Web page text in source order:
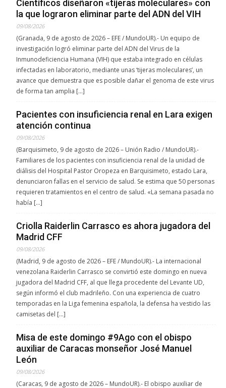
Científicos diseñaron «tijeras moleculares» con
la que lograron eliminar parte del ADN del VIH
09/08/2026
(Granada, 9 de agosto de 2026 – EFE / MundoUR).- Un equipo de
investigación logró eliminar parte del ADN del Virus de la
Inmunodeficiencia Humana (VIH) que estaba integrado en células
infectadas en laboratorio, mediante unas ‘tijeras moleculares’, un
avance que demuestra que es posible dañar el genoma de este virus
de forma tan amplia […]
Pacientes con insuficiencia renal en Lara exigen
atención continua
09/08/2026
(Barquisimeto, 9 de agosto de 2026 – Unión Radio / MundoUR).-
Familiares de los pacientes con insuficiencia renal de la unidad de
diálisis del Hospital Pastor Oropeza en Barquisimeto, estado Lara,
denunciaron fallas en el servicio de salud. Se estima que 50 personas
requieren tratamientos en el centro de salud. «La semana pasada no
había […]
Criolla Raiderlin Carrasco es ahora jugadora del
Madrid CFF
09/08/2026
(Madrid, 9 de agosto de 2026 – EFE / MundoUR).- La internacional
venezolana Raiderlin Carrasco se convirtió este domingo en nueva
jugadora del Madrid CFF, al que llega procedente del Levante UD,
según informó el club madrileño. Con una experiencia de cuatro
temporadas en la Liga femenina española, la defensa ha vestido las
camisetas del […]
Misa de este domingo #9Ago con el obispo
auxiliar de Caracas monseñor José Manuel
León
09/08/2026
(Caracas, 9 de agosto de 2026 – MundoUR).- El obispo auxiliar de